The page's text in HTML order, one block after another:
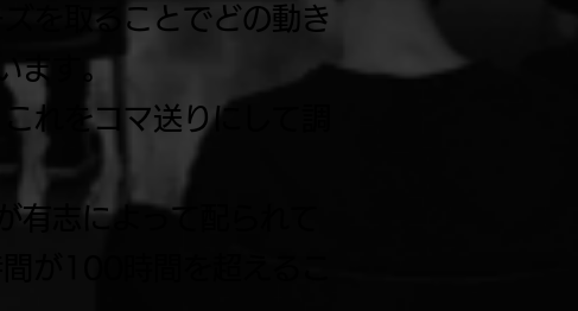
を取ることでどの動き
ます。
れをコマ送りにして調
有志によって配られて